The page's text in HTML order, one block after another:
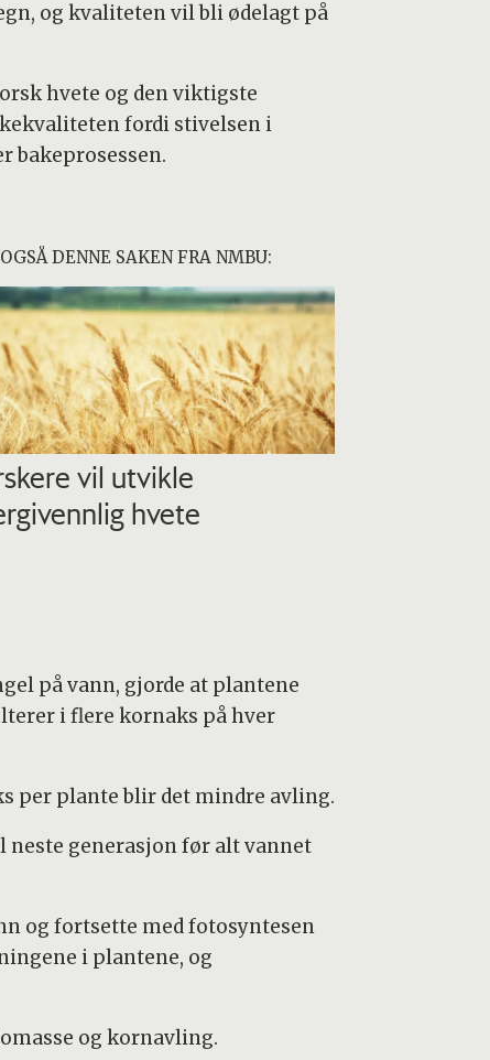
og kvaliteten vil bli ødelagt på
hvete og den viktigste
fordi stivelsen i
bakeprosessen.
DENNE SAKEN FRA NMBU:
vil utvikle
hvete
på vann, gjorde at plantene
i flere kornaks på hver
per plante blir det mindre avling.
neste generasjon før alt vannet
og fortsette med fotosyntesen
i plantene, og
og kornavling.